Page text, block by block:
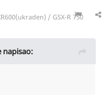
/ GSX-R 750
napisao: